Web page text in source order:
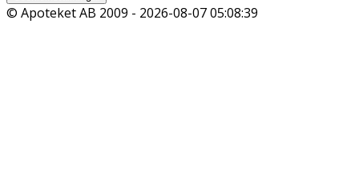
© Apoteket AB 2009 - 2026-08-07 05:08:39